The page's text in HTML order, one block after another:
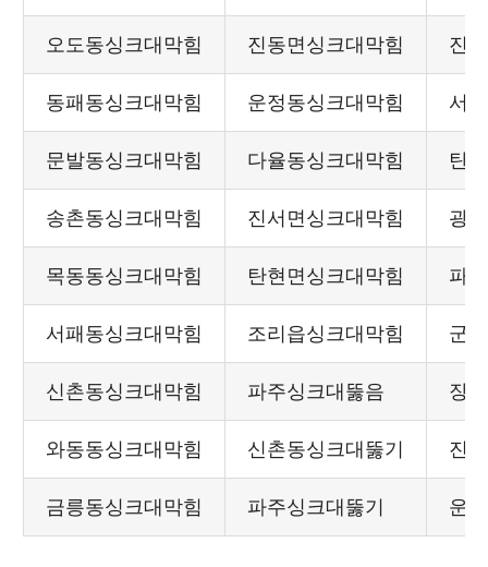
오도동싱크대막힘 진동면싱크대막힘 진
동패동싱크대막힘 운정동싱크대막힘 서
문발동싱크대막힘 다율동싱크대막힘 탄
송촌동싱크대막힘 진서면싱크대막힘 광
목동동싱크대막힘 탄현면싱크대막힘 파
서패동싱크대막힘 조리읍싱크대막힘 군
신촌동싱크대막힘 파주싱크대뚫음 장
와동동싱크대막힘 신촌동싱크대뚫기 진
금릉동싱크대막힘 파주싱크대뚫기 운